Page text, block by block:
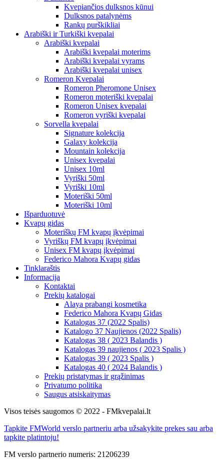
Kvepiančios dulksnos kūnui
Dulksnos patalynėms
Rankų purškikliai
Arabiški ir Turkiški kvepalai
Arabiški kvepalai
Arabiški kvepalai moterims
Arabiški kvepalai vyrams
Arabiški kvepalai unisex
Romeron Kvepalai
Romeron Pheromone Unisex
Romeron moteriški kvepalai
Romeron Unisex kvepalai
Romeron vyriški kvepalai
Sorvella kvepalai
Signature kolekcija
Galaxy kolekcija
Mountain kolekcija
Unisex kvepalai
Unisex 10ml
Vyriški 50ml
Vyriški 10ml
Moteriški 50ml
Moteriški 10ml
Išparduotuvė
Kvapų gidas
Moteriškų FM kvapų įkvėpimai
Vyriškų FM kvapų įkvėpimai
Unisex FM kvapų įkvėpimai
Federico Mahora Kvapų gidas
Tinklaraštis
Informacija
Kontaktai
Prekių katalogai
Alaya prabangi kosmetika
Federico Mahora Kvapų Gidas
Katalogas 37 (2022 Spalis)
Katalogo 37 Naujienos (2022 Spalis)
Katalogas 38 ( 2023 Balandis )
Katalogas 39 naujienos ( 2023 Spalis )
Katalogas 39 ( 2023 Spalis )
Katalogas 40 ( 2024 Balandis )
Prekių pristatymas ir grąžinimas
Privatumo politika
Saugus atsiskaitymas
Visos teisės saugomos © 2022 - FMkvepalai.lt
Tapkite FMWorld verslo partneriu arba užsakykite prekes sau arba
tapkite platintoju!
FM verslo partnerio numeris: 21206239